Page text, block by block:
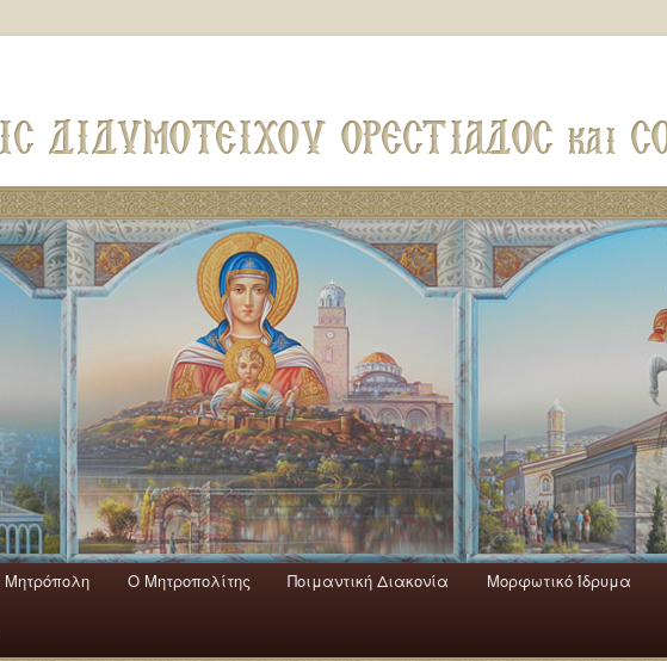
Mητρόπολη Ο Mητροπολίτης Ποιμαντική Διακονία Μορφωτικό Ίδρυμα